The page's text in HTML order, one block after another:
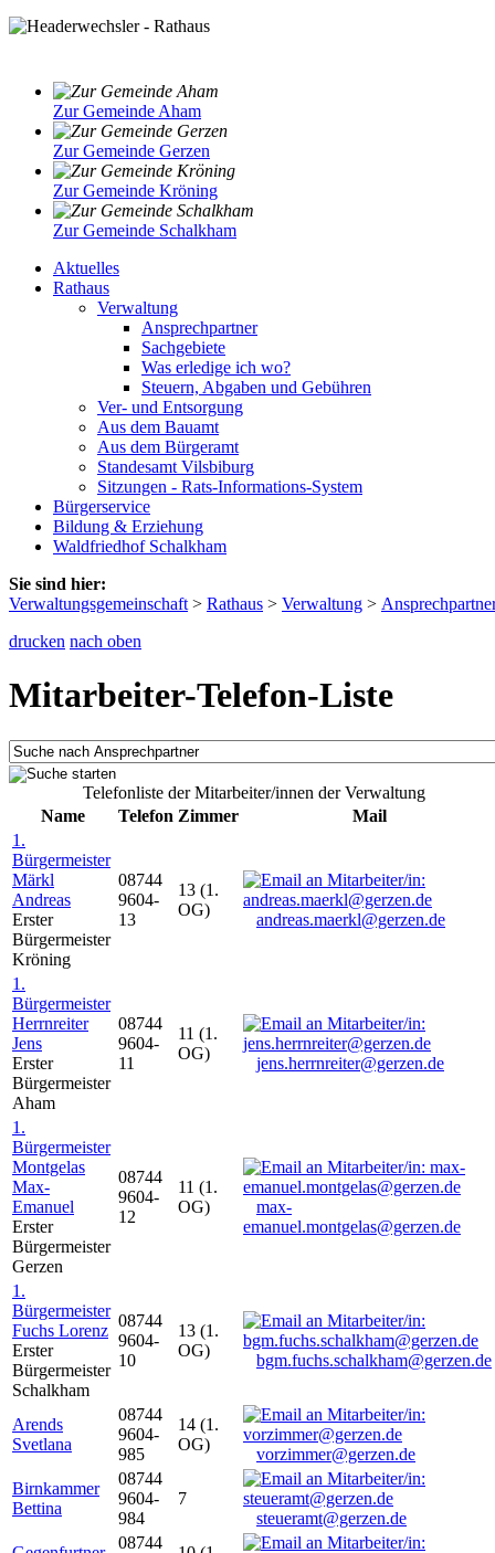
Zur Gemeinde Aham
Zur Gemeinde Gerzen
Zur Gemeinde Kröning
Zur Gemeinde Schalkham
Aktuelles
Rathaus
Verwaltung
Ansprechpartner
Sachgebiete
Was erledige ich wo?
Steuern, Abgaben und Gebühren
Ver- und Entsorgung
Aus dem Bauamt
Aus dem Bürgeramt
Standesamt Vilsbiburg
Sitzungen - Rats-Informations-System
Bürgerservice
Bildung & Erziehung
Waldfriedhof Schalkham
Sie sind hier:
Verwaltungsgemeinschaft > Rathaus > Verwaltung >
drucken nach oben
Mitarbeiter-Telefon-Liste
Telefonliste der Mitarbeiter/innen der Verwaltung
Name
Telefon Zimmer
Mail
1.
Bürgermeister
Märkl
Andreas
Erster
Bürgermeister
Kröning
08744
9604-
13
13 (1.
OG)
andreas.maerkl@gerzen.de
1.
Bürgermeister
Herrnreiter
Jens
Erster
Bürgermeister
Aham
08744
9604-
11
11 (1.
OG)
jens.herrnreiter@gerzen.de
1.
Bürgermeister
Montgelas
Max-
Emanuel
Erster
Bürgermeister
Gerzen
08744
9604-
12
11 (1.
OG)
max-
emanuel.montgelas@gerzen.de
1.
Bürgermeister
Fuchs Lorenz
Erster
Bürgermeister
Schalkham
08744
9604-
10
13 (1.
OG)
bgm.fuchs.schalkham@gerzen.de
Arends
Svetlana
08744
9604-
985
14 (1.
OG)
vorzimmer@gerzen.de
Birnkammer
Bettina
08744
9604-
984
7
steueramt@gerzen.de
08744